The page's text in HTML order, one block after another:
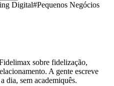
Digital#Pequenos Negócios
sobre fidelização,
A gente escreve
dia, sem academiquês.